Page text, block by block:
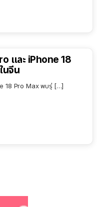
และ iPhone 18
นจีน
18 Pro Max พบรุ่ […]